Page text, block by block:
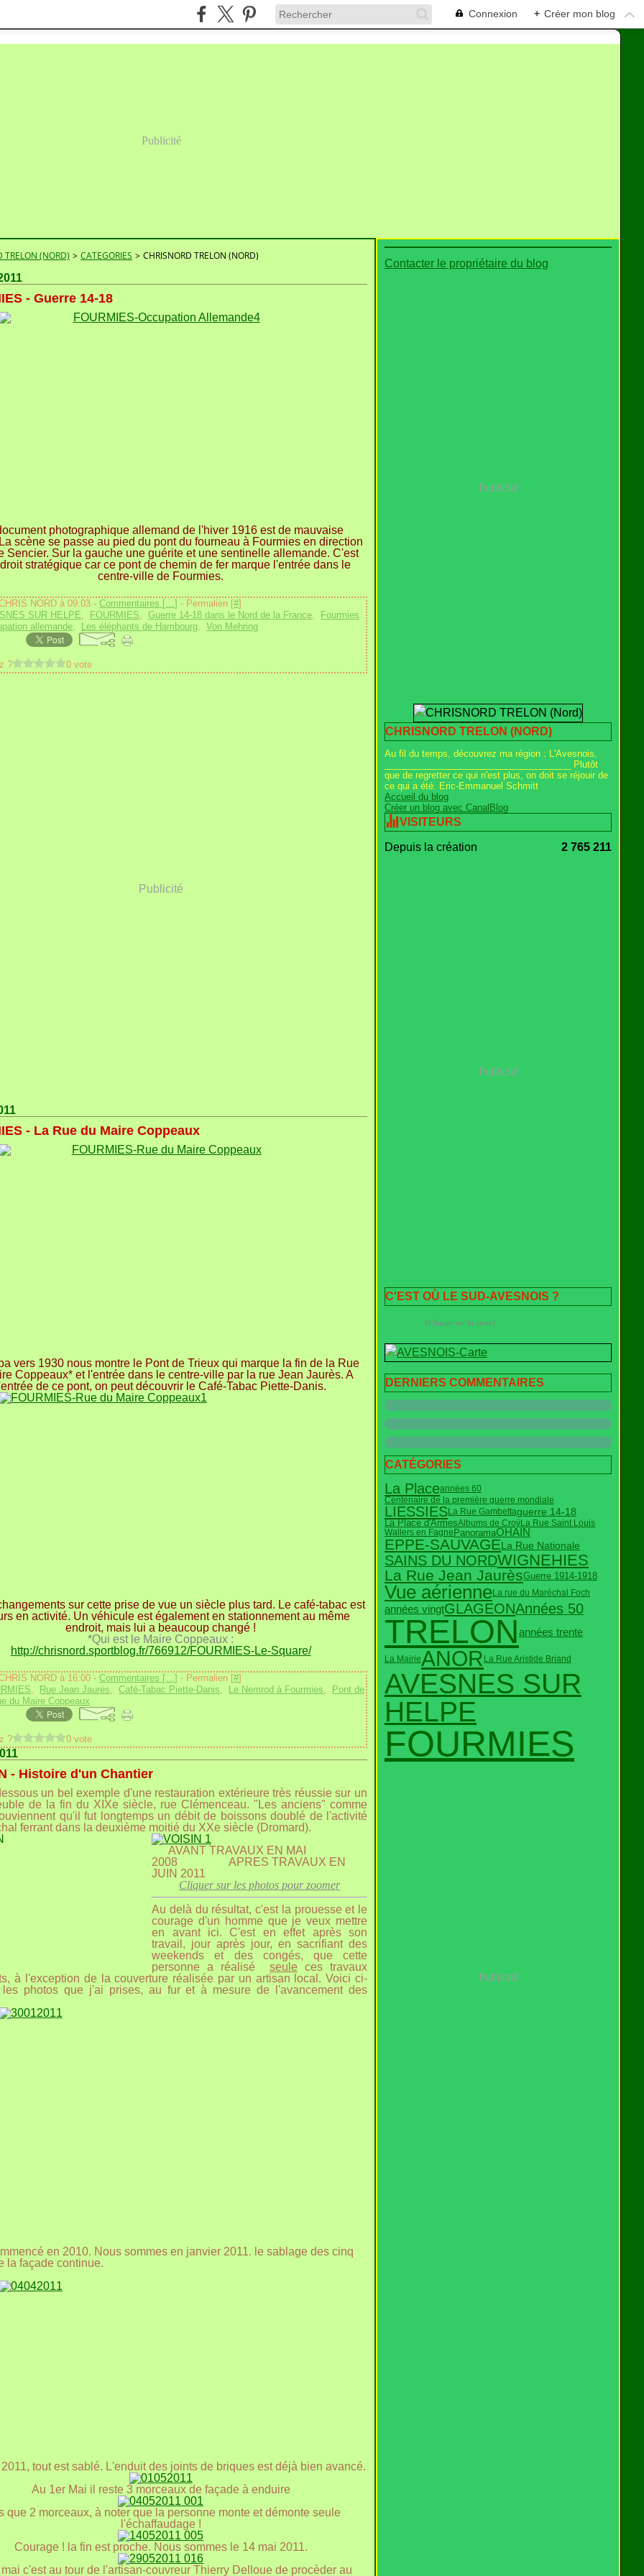
Connexion + Créer mon blog
Publicité
TRELON (NORD) > CATEGORIES > CHRISNORD TRELON (NORD)
- Guerre 14-18
photographique allemand de l'hiver 1916 est de mauvaise
scène se passe au pied du pont du fourneau à Fourmies en direction
Sencier. Sur la gauche une guérite et une sentinelle allemande. C'est
stratégique car ce pont de chemin de fer marque l'entrée dans le
centre-ville de Fourmies.
NORD à 09:03 -Commentaires […] - Permalien [#]
SUR HELPE, FOURMIES,Guerre 14-18 dans le Nord de la France,
Fourmies
allemande, Les éléphants de Hambourg,Von Mehring
? 0 vote
Publicité
- La Rue du Maire Coppeaux
vers 1930 nous montre le Pont de Trieux qui marque la fin de la Rue
Coppeaux* et l'entrée dans le centre-ville par la rue Jean Jaurès. A
de ce pont, on peut découvrir le Café-Tabac Piette-Danis.
sur cette prise de vue un siècle plus tard. Le café-tabac est
en activité. Un véhicule est également en stationnement au même
endroit, mais lui a beaucoup changé !
*Qui est le Maire Coppeaux :
http://chrisnord.sportblog.fr/766912/FOURMIES-Le-Square/
NORD à 16:00 -Commentaires […] - Permalien [#]
, Rue Jean Jaurès,Café-Tabac Piette-Danis, Le Nemrod à Fourmies,
Pont de
du Maire Coppeaux
? 0 vote
- Histoire d'un Chantier
un bel exemple d'une restauration extérieure très réussie sur un
de la fin du XIXe siècle, rue Clémenceau. "Les anciens" comme
qu'il fut longtemps un débit de boissons doublé de l'activité
ferrant dans la deuxième moitié du XXe siècle (Dromard).
AVANT TRAVAUX EN MAI
2008 APRES TRAVAUX EN
JUIN 2011
Cliquer sur les photos pour zoomer
Au delà du résultat, c'est la prouesse et le
courage d'un homme que je veux mettre
en avant ici. C'est en effet après son
travail, jour après jour, en sacrifiant des
weekends et des congés, que cette
personne a réaliséseule ces travaux
à l'exception de la couverture réalisée par un artisan local. Voici ci-
les photos que j'ai prises, au fur et à mesure de l'avancement des
en 2010. Nous sommes en janvier 2011. le sablage des cinq
la façade continue.
2011, tout est sablé. L'enduit des joints de briques est déjà bien avancé.
Au 1er Mai il reste 3 morceaux de façade à enduire
que 2 morceaux, à noter que la personne monte et démonte seule
l'échaffaudage !
Courage ! la fin est proche. Nous sommes le 14 mai 2011.
mai c'est au tour de l'artisan-couvreur Thierry Delloue de procèder au
Contacter le propriétaire du blog
Publicité
CHRISNORD TRELON (NORD)
Au fil du temps, découvrez ma région : L'Avesnois,
_____________________________________ Plutôt
que de regretter ce qui n'est plus, on doit se réjouir de
ce qui a été. Eric-Emmanuel Schmitt
Accueil du blog
Créer un blog avec CanalBlog
VISITEURS
Depuis la création 2 765 211
Publicité
C'EST OÙ LE SUD-AVESNOIS ?
(Cliquer sur la carte)
DERNIERS COMMENTAIRES
CATÉGORIES
La Placeannées 60
Centenaire de la première guerre mondiale
LIESSIESLa Rue Gambettaguerre 14-18
La Place d'ArmesAlbums de CroÿLa Rue Saint Louis
Wallers en FagnePanoramaOHAIN
EPPE-SAUVAGELa Rue Nationale
SAINS DU NORDWIGNEHIES
La Rue Jean JaurèsGuerre 1914-1918
Vue aérienneLa rue du Maréchal Foch
années vingtGLAGEONAnnées 50
TRELONannées trente
La MairieANOR La Rue Aristide Briand
AVESNES SUR
HELPE
FOURMIES
Publicité